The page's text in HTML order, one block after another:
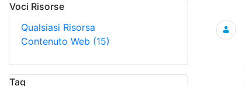
Voci Risorse
Qualsiasi Risorsa
Contenuto Web (15)
Tag
Ricerca